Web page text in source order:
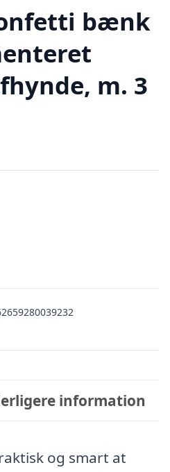
bænk
m. 3
information
og smart at